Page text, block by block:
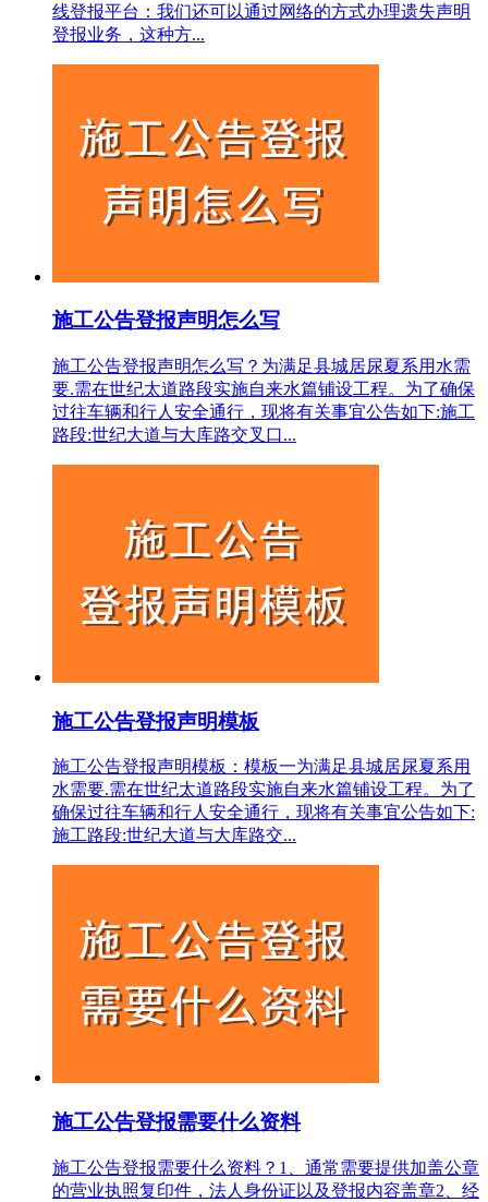
线登报平台‌：‌我们还可以通过网络的方式办理遗失声明
登报业务，这种方...
施工公告登报声明怎么写
施工公告登报声明怎么写？为满足县城居尿夏系用水需
要.需在世纪太道路段实施自来水篇铺设工程。为了确保
过往车辆和行人安全通行，现将有关事宜公告如下:施工
路段:世纪大道与大库路交叉口...
施工公告登报声明模板
施工公告登报声明模板：模板一为满足县城居尿夏系用
水需要.需在世纪太道路段实施自来水篇铺设工程。为了
确保过往车辆和行人安全通行，现将有关事宜公告如下:
施工路段:世纪大道与大库路交...
施工公告登报需要什么资料
施工公告登报需要什么资料？1‌、通常需要提供加盖公章
的营业执照复印件，法人身份证以及登报内容盖章2、经